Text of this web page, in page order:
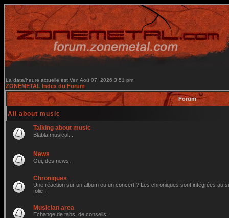
La date/heure actuelle est Ven Aoû 07, 2026 3:51 pm
ZONEMETAL Index du Forum
Forum
All about music
Talking about music
Blabla musical...
News
Oui, des news.
Chroniques
Une réaction sur un album ou un concert ? Les chroniques sont intégrées au
folie !
Musician area
Echange de tabs, de conseils...